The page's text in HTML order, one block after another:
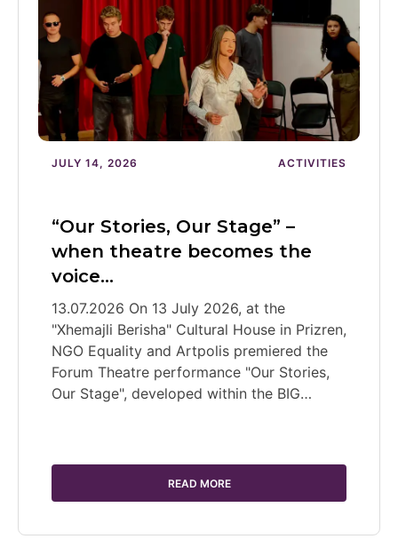
JULY 14, 2026 ACTIVITIES
“Our Stories, Our Stage” –
when theatre becomes the
voice…
13.07.2026 On 13 July 2026, at the
"Xhemajli Berisha" Cultural House in Prizren,
NGO Equality and Artpolis premiered the
Forum Theatre performance "Our Stories,
Our Stage", developed within the BIG…
READ MORE